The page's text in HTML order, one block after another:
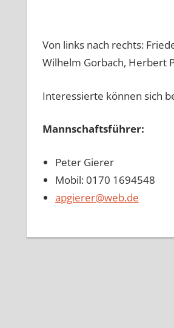
Von links nach rechts:
Wilhelm Gorbach, Herbert
Interessierte können sich
Mannschaftsführer:
Peter Gierer
Mobil: 0170 1694548
apgierer@web.de